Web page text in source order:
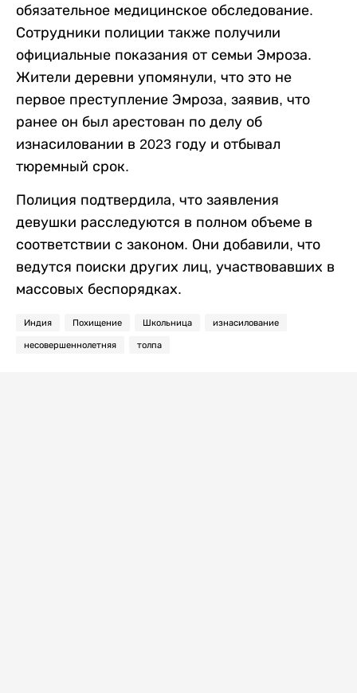
обязательное медицинское обследование.
Сотрудники полиции также получили
официальные показания от семьи Эмроза.
Жители деревни упомянули, что это не
первое преступление Эмроза, заявив, что
ранее он был арестован по делу об
изнасиловании в 2023 году и отбывал
тюремный срок.
Полиция подтвердила, что заявления
девушки расследуются в полном объеме в
соответствии с законом. Они добавили, что
ведутся поиски других лиц, участвовавших в
массовых беспорядках.
Индия Похищение Школьница изнасилование
несовершеннолетняя толпа